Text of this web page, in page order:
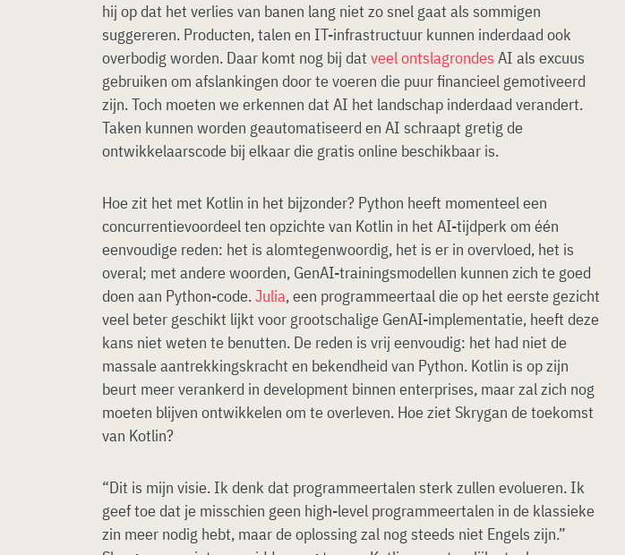
hij op dat het verlies van banen lang niet zo snel gaat als sommigen
suggereren. Producten, talen en IT-infrastructuur kunnen inderdaad ook
overbodig worden. Daar komt nog bij dat veel ontslagrondes AI als excuus
gebruiken om afslankingen door te voeren die puur financieel gemotiveerd
zijn. Toch moeten we erkennen dat AI het landschap inderdaad verandert.
Taken kunnen worden geautomatiseerd en AI schraapt gretig de
ontwikkelaarscode bij elkaar die gratis online beschikbaar is.
Hoe zit het met Kotlin in het bijzonder? Python heeft momenteel een
concurrentievoordeel ten opzichte van Kotlin in het AI-tijdperk om één
eenvoudige reden: het is alomtegenwoordig, het is er in overvloed, het is
overal; met andere woorden, GenAI-trainingsmodellen kunnen zich te goed
doen aan Python-code.Julia, een programmeertaal die op het eerste gezicht
veel beter geschikt lijkt voor grootschalige GenAI-implementatie, heeft deze
kans niet weten te benutten. De reden is vrij eenvoudig: het had niet de
massale aantrekkingskracht en bekendheid van Python. Kotlin is op zijn
beurt meer verankerd in development binnen enterprises, maar zal zich nog
moeten blijven ontwikkelen om te overleven. Hoe ziet Skrygan de toekomst
van Kotlin?
“Dit is mijn visie. Ik denk dat programmeertalen sterk zullen evolueren. Ik
geef toe dat je misschien geen high-level programmeertalen in de klassieke
zin meer nodig hebt, maar de oplossing zal nog steeds niet Engels zijn.”